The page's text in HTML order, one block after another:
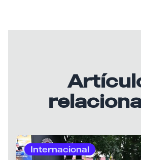
Internacional